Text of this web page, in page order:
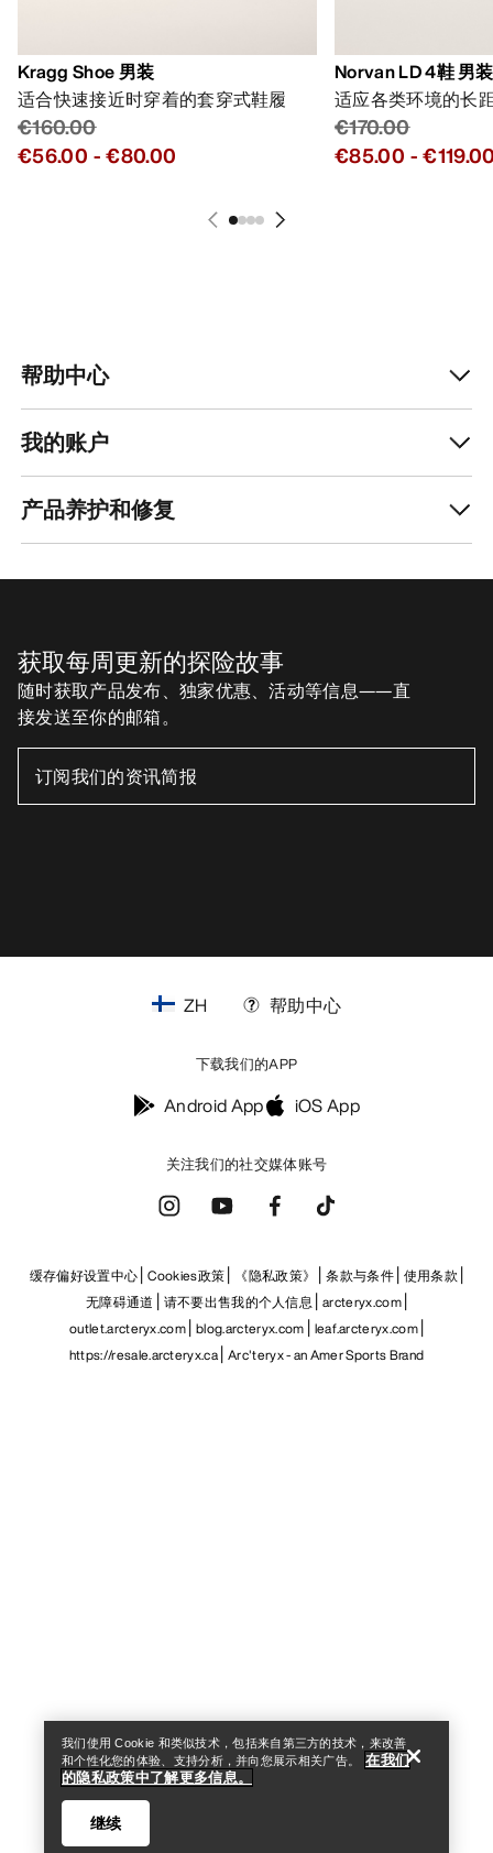
Kragg Shoe 男装
适合快速接近时穿着的套穿式鞋履
€160.00
€56.00 -€80.00
Norvan LD 4鞋 男装
适应各类环境的长
€170.00
€85.00 -
帮助中心
我的账户
产品养护和修复
获取每周更新的探险故事
随时获取产品发布、独家优惠、活动等信息——直
接发送至你的邮箱。
关注我们的社交媒体账号
ZH 帮助中心
下载我们的APP
Android App iOS App
缓存偏好设置中心 Cookies政策 《隐私政策》 条款与条件 使用条款
无障碍通道
请不要出售我的个人信息 arcteryx.com
outlet.arcteryx.com blog.arcteryx.com leaf.arcteryx.com
https://resale.arcteryx.ca Arc'teryx - an Amer Sports Brand
我们使用 Cookie 和类似技术，包括来自第三方的技术，来改善
和个性化您的体验、支持分析，并向您展示相关广告。
在我们
的隐私政策中了解更多信息。
继续